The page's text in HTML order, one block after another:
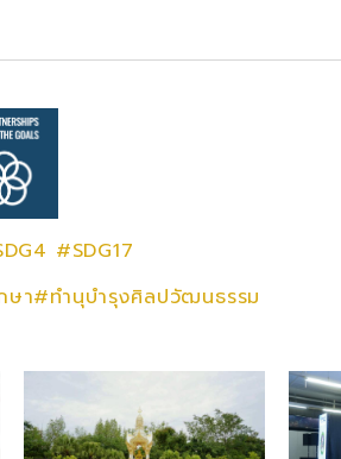
#SDG17
ษา#ทำนุบำรุงศิลปวัฒนธรรม